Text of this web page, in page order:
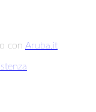
con Aruba.it